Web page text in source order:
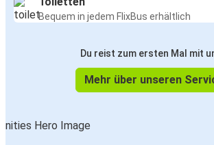
Bequem in jedem FlixBus erhältlich
Du reist zum ersten Mal mit
Mehr über unseren